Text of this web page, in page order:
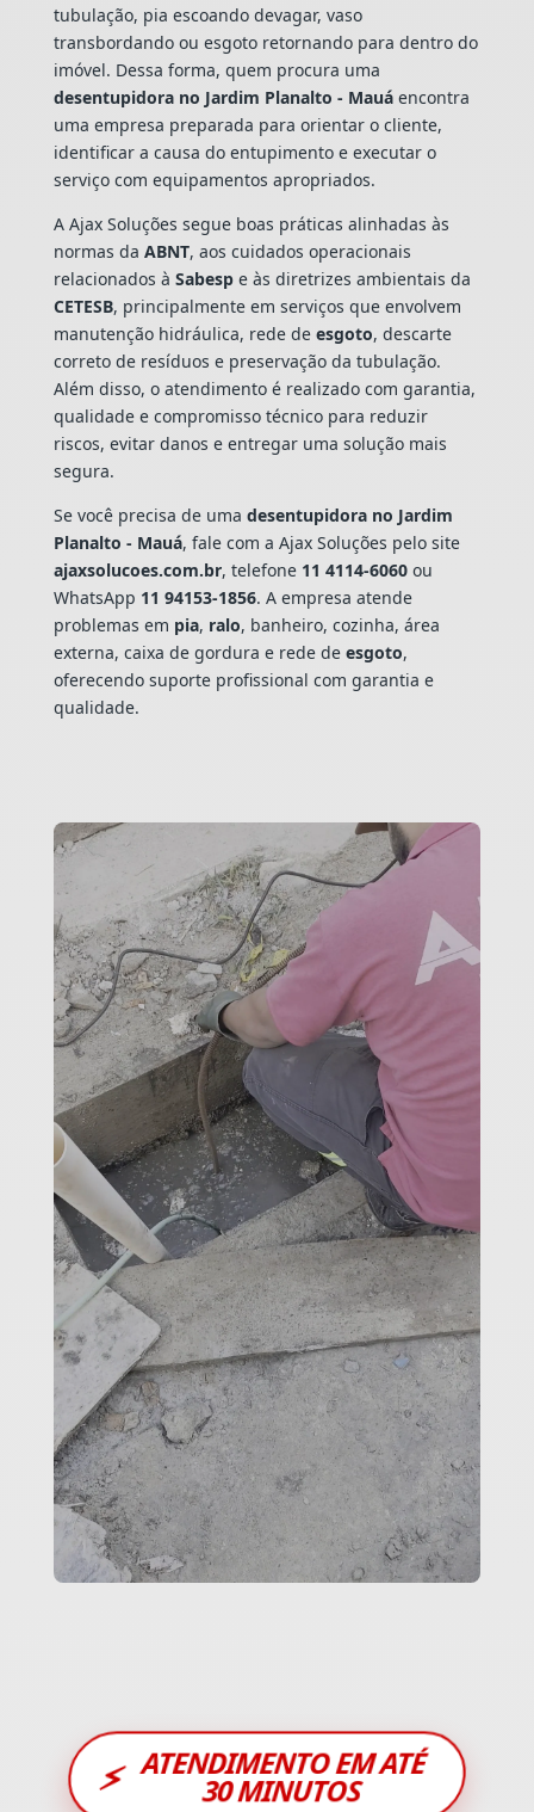
tubulação, pia escoando devagar, vaso
transbordando ou esgoto retornando para dentro do
imóvel. Dessa forma, quem procura uma
desentupidora no Jardim Planalto - Mauáencontra
uma empresa preparada para orientar o cliente,
identificar a causa do entupimento e executar o
serviço com equipamentos apropriados.
A Ajax Soluções segue boas práticas alinhadas às
normas da ABNT, aos cuidados operacionais
relacionados à Sabespe às diretrizes ambientais da
CETESB, principalmente em serviços que envolvem
manutenção hidráulica, rede de esgoto, descarte
correto de resíduos e preservação da tubulação.
Além disso, o atendimento é realizado com garantia,
qualidade e compromisso técnico para reduzir
riscos, evitar danos e entregar uma solução mais
segura.
Se você precisa de uma desentupidora no Jardim
Planalto - Mauá, fale com a Ajax Soluções pelo site
ajaxsolucoes.com.br, telefone 11 4114-6060ou
WhatsApp 11 94153-1856. A empresa atende
problemas em pia, ralo, banheiro, cozinha, área
externa, caixa de gordura e rede de esgoto,
oferecendo suporte profissional com garantia e
qualidade.
⚡ ATENDIMENTO EM ATÉ
30 MINUTOS